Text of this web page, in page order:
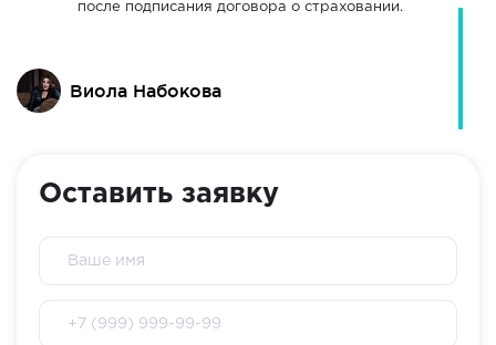
после подписания договора о страховании.
Виола Набокова
Оставить заявку